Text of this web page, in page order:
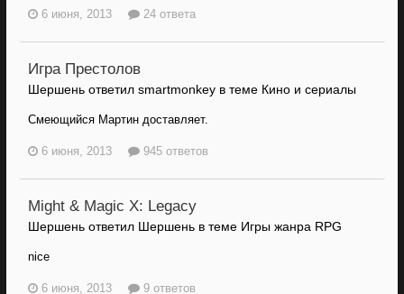
6 июня, 2013 24 ответа
Игра Престолов
Шершень ответил smartmonkey в теме Кино и сериалы
Смеющийся Мартин доставляет.
6 июня, 2013 945 ответов
Might & Magic X: Legacy
Шершень ответил Шершень в теме Игры жанра RPG
nice
6 июня, 2013 9 ответов